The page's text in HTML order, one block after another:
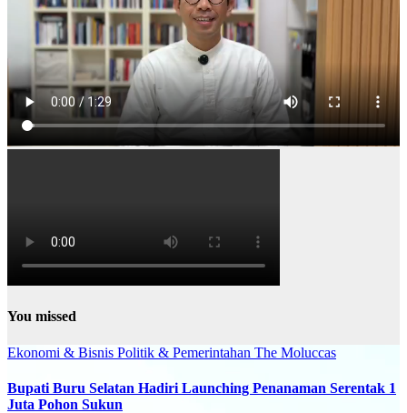
You missed
Ekonomi & Bisnis Politik & Pemerintahan The Moluccas
Bupati Buru Selatan Hadiri Launching Penanaman Serentak 1
Juta Pohon Sukun